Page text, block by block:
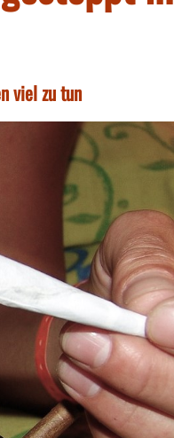
viel zu tun